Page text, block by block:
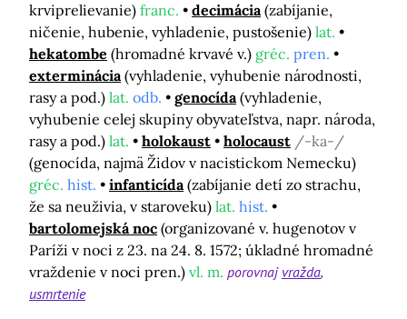
krviprelievanie) franc. decimácia (zabíjanie,
ničenie, hubenie, vyhladenie, pustošenie) lat.
hekatombe (hromadné krvavé v.) gréc. pren.
exterminácia (vyhladenie, vyhubenie národnosti,
rasy a pod.) lat. odb. genocída (vyhladenie,
vyhubenie celej skupiny obyvateľstva, napr. národa,
rasy a pod.) lat. holokaust holocaust /-ka-/
(genocída, najmä Židov v nacistickom Nemecku)
gréc. hist. infanticída (zabíjanie detí zo strachu,
že sa neuživia, v staroveku) lat. hist.
bartolomejská noc (organizované v. hugenotov v
Paríži v noci z 23. na 24. 8. 1572; úkladné hromadné
vraždenie v noci pren.) vl. m. porovnaj vražda
usmrtenie